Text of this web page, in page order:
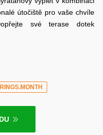
útočiště pro vaše chvíle
své terase dotek